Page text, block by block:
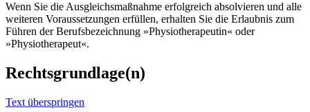
Wenn Sie die Ausgleichsmaßnahme erfolgreich absolvieren und alle
weiteren Voraussetzungen erfüllen, erhalten Sie die Erlaubnis zum
Führen der Berufsbezeichnung »Physiotherapeutin« oder
»Physiotherapeut«.
Rechtsgrundlage(n)
Text überspringen